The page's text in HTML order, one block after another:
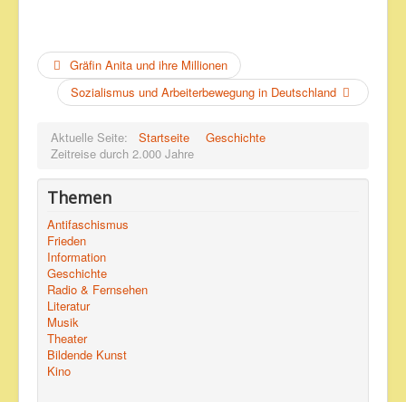
Gräfin Anita und ihre Millionen
Sozialismus und Arbeiterbewegung in Deutschland
Aktuelle Seite: Startseite
Geschichte
Zeitreise durch 2.000 Jahre
Themen
Antifaschismus
Frieden
Information
Geschichte
Radio & Fernsehen
Literatur
Musik
Theater
Bildende Kunst
Kino